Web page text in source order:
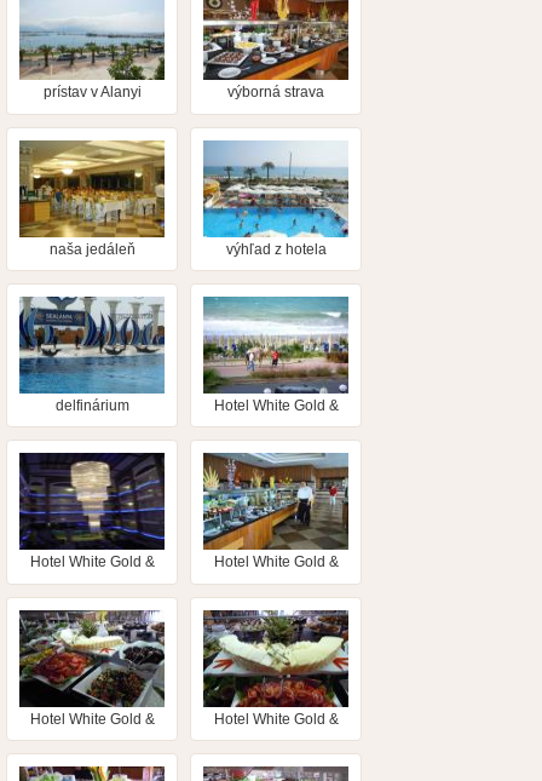
prístav v Alanyi výborná strava
naša jedáleň
svadbu :)
výhľad z hotela
delfinárium
Hotel White Gold &
Spa
Hotel White Gold &
Hotel White Gold &
Hotel White Gold &
Hotel White Gold &